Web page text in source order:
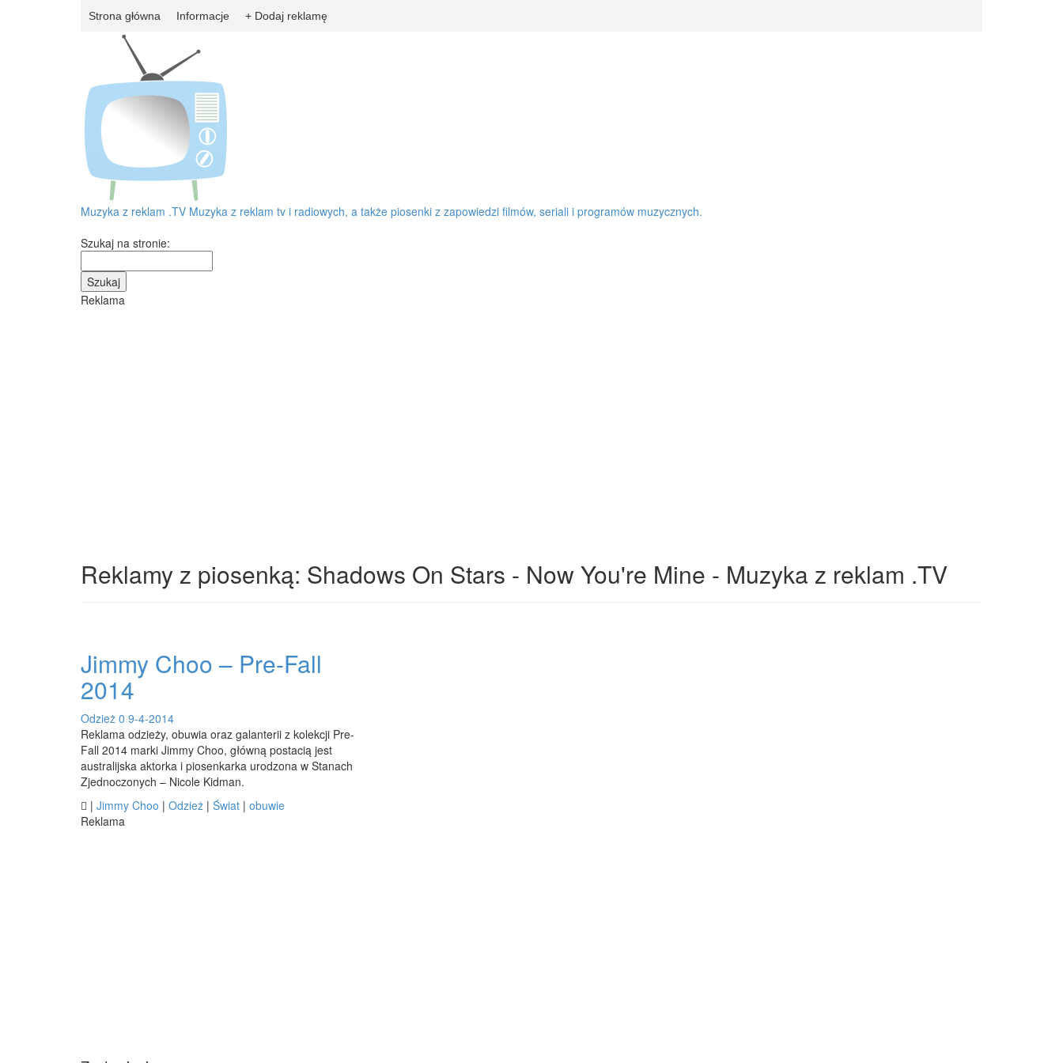
Strona główna Informacje + Dodaj reklamę
Muzyka z reklam .TV Muzyka z reklam tv i radiowych, a także piosenki z zapowiedzi filmów, seriali i programów muzycznych.
Szukaj na stronie:
Reklama
Reklamy z piosenką: Shadows On Stars - Now You're Mine - Muzyka z reklam .TV
Jimmy Choo – Pre-Fall
2014
Odzież 0 9-4-2014
Reklama odzieży, obuwia oraz galanterii z kolekcji Pre-
Fall 2014 marki Jimmy Choo, główną postacią jest
australijska aktorka i piosenkarka urodzona w Stanach
Zjednoczonych – Nicole Kidman.
 | Jimmy Choo | Odzież | Świat | obuwie
Reklama